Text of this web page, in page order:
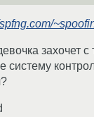
захочет с
систему